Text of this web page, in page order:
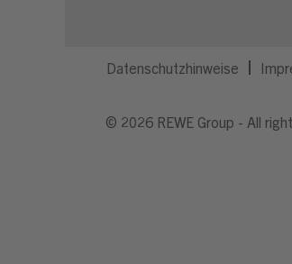
Datenschutzhinweise
© 2026 REWE Group - All